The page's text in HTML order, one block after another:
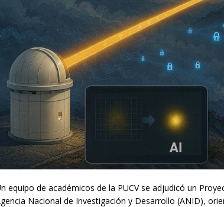
equipo de académicos de la PUCV se adjudicó un
Nacional de Investigación y Desarrollo (ANID),